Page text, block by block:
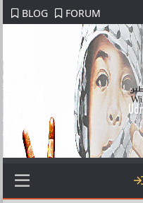
BLOG FORUM